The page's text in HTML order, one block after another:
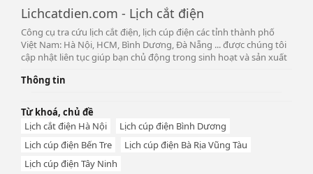
Lichcatdien.com - Lịch cắt điện
Công cụ tra cứu lịch cắt điện, lịch cúp điện các tỉnh thành phố
Việt Nam: Hà Nội, HCM, Bình Dương, Đà Nẵng ... được chúng tôi
cập nhật liên tục giúp bạn chủ động trong sinh hoạt và sản xuất
Thông tin
Từ khoá, chủ đề
Lịch cắt điện Hà Nội
Lịch cúp điện Bình Dương
Lịch cúp điện Bến Tre
Lịch cúp điện Bà Rịa Vũng Tàu
Lịch cúp điện Tây Ninh